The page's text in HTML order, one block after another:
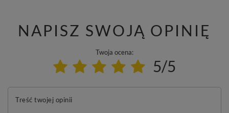
NAPISZ SWOJĄ OPINIĘ
Twoja ocena:
5/5
Treść twojej opinii